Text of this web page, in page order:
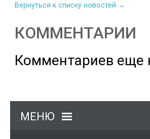
Вернуться к списку новостей →
КОММЕНТАРИИ
Комментариев еще
МЕНЮ